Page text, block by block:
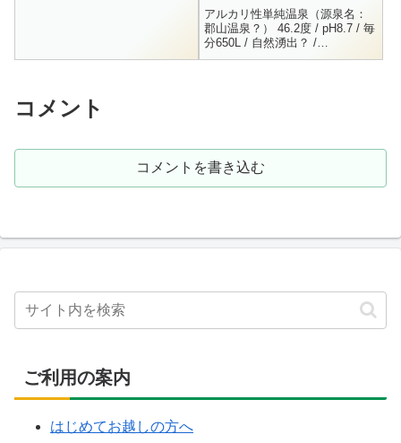
アルカリ性単純温泉（源泉名：
郡山温泉？） 46.2度 / pH8.7 / 毎
分650L / 自然湧出？ /
H22.9.1Na+ = 45.3 / K+ = 1.5 /
コメント
コメントを書き込む
ご利用の案内
はじめてお越しの方へ